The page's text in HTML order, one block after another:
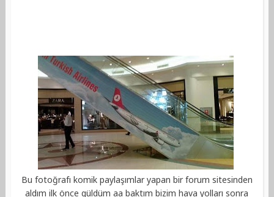
Bu fotoğrafı komik paylaşımlar yapan bir forum sitesinden
aldım ilk önce güldüm aa baktım bizim hava yolları sonra